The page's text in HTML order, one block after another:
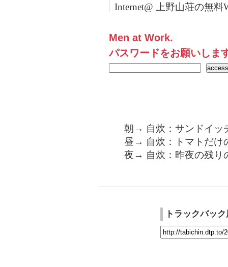
Internet@ 上野山荘の無料
Men at Work.
パスワードをお願いしま
朝→ 自炊：サンドイッ
昼→ 自炊：トマトだけ
夜→ 自炊：昨夜の残り
トラックバッ